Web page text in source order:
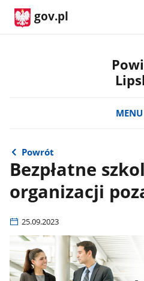
gov.pl
MENU
Powrót
Bezpłatne
organizacji
25.09.2023